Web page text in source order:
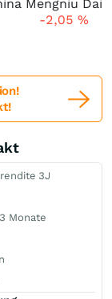
-2,05 %
3J
Monate